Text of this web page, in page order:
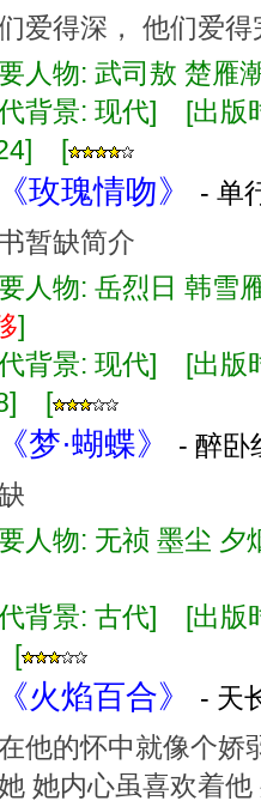
爱得深， 他们爱
人物: 武司敖 楚
背景: 现代] [出
[
玫瑰情吻》
- 单
暂缺简介
人物: 岳烈日 韩
]
背景: 现代] [出
[
梦·蝴蝶》
- 醉卧
人物: 无祯 墨尘
背景: 古代] [出
[
火焰百合》
- 天
他的怀中就像个娇
她内心虽喜欢着